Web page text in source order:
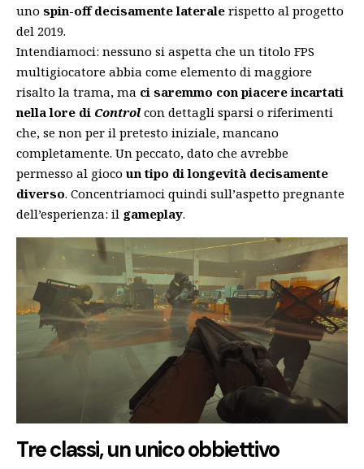
uno spin-off decisamente laterale rispetto al progetto
del 2019.
Intendiamoci: nessuno si aspetta che un titolo FPS
multigiocatore abbia come elemento di maggiore
risalto la trama, ma ci saremmo con piacere incartati
nella lore di Control con dettagli sparsi o riferimenti
che, se non per il pretesto iniziale, mancano
completamente. Un peccato, dato che avrebbe
permesso al gioco un tipo di longevità decisamente
diverso. Concentriamoci quindi sull’aspetto pregnante
dell’esperienza: il gameplay.
Tre classi, un unico obbiettivo